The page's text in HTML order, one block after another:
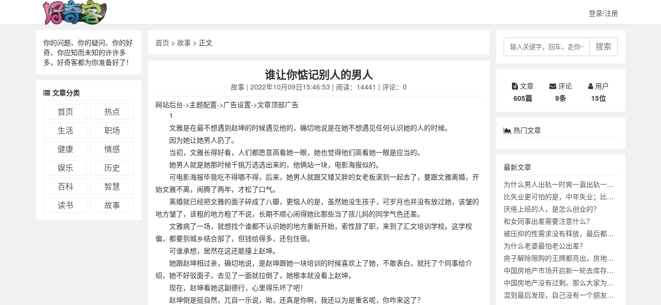
登录/注册
你的问题、你的疑问、你的好
奇、你应知而未知的许许多
多，好奇客都为你准备好了！
文章分类
首页
热点
生活
职场
健康
情感
娱乐
历史
百科
智慧
读书
故事
首页 > 故事 > 正文
谁让你惦记别人的男人
故事 | 2022年10月09日15:46:53 | 阅读：14441 | 评论：0
网站后台->主题配置->广告设置->文章顶部广告
1
文雅是在最不想遇到赵坤的时候遇见他的，确切地说是在她不想遇见任何认识她的人的时候。
因为她让她男人扔了。
当初，文雅长得好看，人们都愿意高看她一眼，她也觉得他们高看她一眼是应当的。
她男人就是她那时候千挑万选选出来的，他俩站一块，电影海报似的。
可电影海报毕竟吃不得嚼不得，后来，她男人就跟又矮又胖的女老板滚到一起去了，要跟文雅离婚，开
始文雅不离，闹腾了两年，才松了口气。
离婚就已经把文雅的面子碎成了八瓣，更恼人的是，虽然她没生孩子，可岁月也并没有放过她，该皱的
地方皱了，该粗的地方粗了不说，长期不顺心闹得她比那些当了孩儿妈的同学气色还差。
文雅病了一场，就想找个谁都不认识她的地方重新开始，索性辞了职，来到了汇文培训学校。这学校
偏，都要到城乡结合部了，但钱给得多，还包住宿。
可谁承想，居然在这还能撞上赵坤。
她跟赵坤相过亲，确切地说，是赵坤跟她一块培训的时候喜欢上了她，不敢表白，就托了个同事给介
绍，她不好驳面子，去见了一面就拉倒了，她根本就没看上赵坤。
现在，赵坤看她这副德行，心里得乐坏了吧！
赵坤倒是挺自然，兀自一乐说，呦，还真是你啊，我还以为是重名呢，你咋来这了？
搜索
文章
605篇
评论
9条
用户
15位
热门文章
最新文章
为什么男人出轨一时爽一直出轨一直爽？
比失业更可怕的是，中年失业；比中年失业更可怕的是？
厌倦上班的人，是怎么创业的？
和女同事出差需要注意什么？
被压抑的性需求没有释放，最后都去哪了？
为什么老婆最怕老公出差？
房子解除限购的王牌都亮出，房地产市场会迎来第二春吗？
中国房地产市场开启新一轮去库存有何意义？
中国房地产没有过剩。那么大家为啥不买房？
混到最后发现，自己没有一个朋友，究竟正不正常？